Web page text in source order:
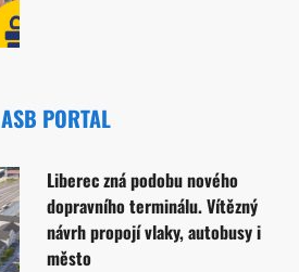
ASB PORTAL
Liberec zná podobu nového
dopravního terminálu. Vítězný
návrh propojí vlaky, autobusy i
město